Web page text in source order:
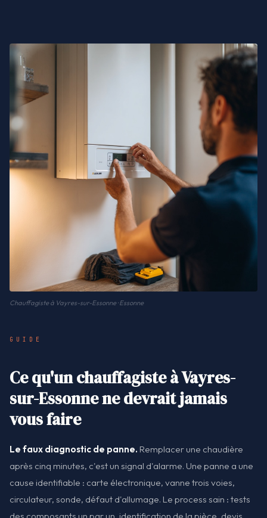
Chauffagiste à Vayres-sur-Essonne · Essonne
GUIDE
Ce qu'un chauffagiste à Vayres-
sur-Essonne ne devrait jamais
vous faire
Le faux diagnostic de panne. Remplacer une chaudière
après cinq minutes, c'est un signal d'alarme. Une panne a une
cause identifiable : carte électronique, vanne trois voies,
circulateur, sonde, défaut d'allumage. Le process sain : tests